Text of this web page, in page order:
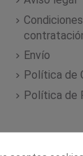
Envío
Política de
Política de